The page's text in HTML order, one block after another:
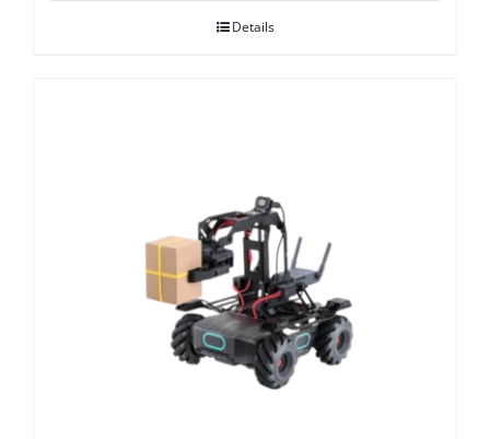
Details